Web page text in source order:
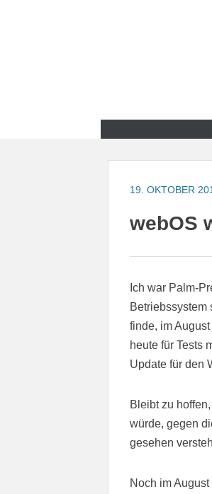
19. OKTOBER
webOS
Ich war Palm-
Betriebssystem
finde, im
heute für Tests
Update für den
Bleibt zu
würde, gegen
gesehen
Noch im